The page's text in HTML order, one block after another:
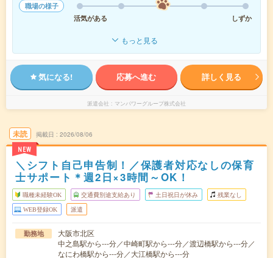
職場の様子
活気がある
しずか
もっと見る
気になる! 応募へ進む 詳しく見る
派遣会社 マンパワーグループ株式会社
未読
NEW
掲載日 2026/08/06
＼シフト自己申告制！／保護者対応なしの保育
士サポート＊週2日×3時間～OK！
職種未経験OK 交通費別途支給あり 土日祝日が休み 残業なし
WEB登録OK 派遣
勤務地
大阪市北区
中之島駅から---分／中崎町駅から---分／渡辺橋駅から---分／
なにわ橋駅から---分／大江橋駅から---分